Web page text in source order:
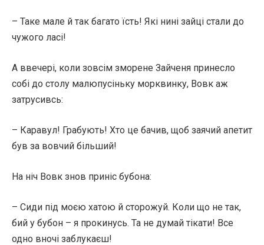
– Таке мале й так багато їсть! Які нині зайці стали до
чужого ласі!
А ввечері, коли зовсім зморене Зайченя принесло
собі до столу малюпусіньку морквинку, Вовк аж
затрусивсь:
– Каравул! Грабують! Хто це бачив, щоб заячий апетит
був за вовчий більший!
На ніч Вовк знов приніс бубона:
– Сиди під моєю хатою й сторожуй. Коли що не так,
бий у бубон – я прокинусь. Та не думай тікати! Все
одно вночі заблукаєш!